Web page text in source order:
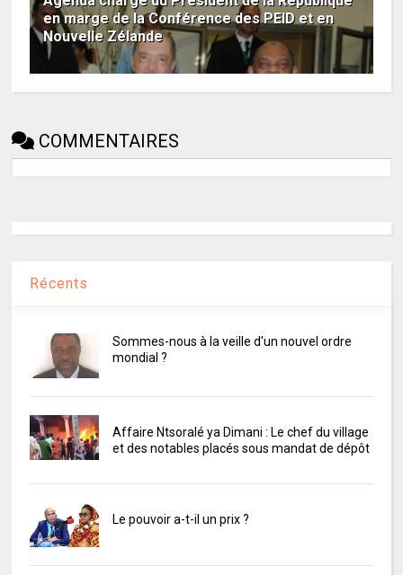
en marge de la Conférence des PEID et en
Nouvelle Zélande
COMMENTAIRES
Récents
Sommes-nous à la veille d'un nouvel ordre
mondial ?
Affaire Ntsoralé ya Dimani : Le chef du village
et des notables placés sous mandat de dépôt
Le pouvoir a-t-il un prix ?